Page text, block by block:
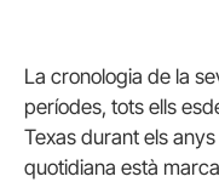
La cronologia de la
períodes, tots ells
Texas durant els
quotidiana està